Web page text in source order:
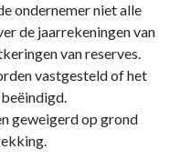
ondernemer niet alle
de jaarrekeningen van
van reserves.
vastgesteld of het
geweigerd op grond